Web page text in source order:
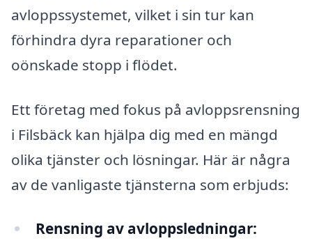
avloppssystemet, vilket i sin tur kan
förhindra dyra reparationer och
oönskade stopp i flödet.
Ett företag med fokus på avloppsrensning
i Filsbäck kan hjälpa dig med en mängd
olika tjänster och lösningar. Här är några
av de vanligaste tjänsterna som erbjuds:
Rensning av avloppsledningar: